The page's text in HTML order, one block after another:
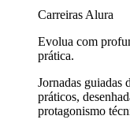
Carreiras Alura
Evolua com
prática.
Jornadas guiadas
práticos,
protagonismo